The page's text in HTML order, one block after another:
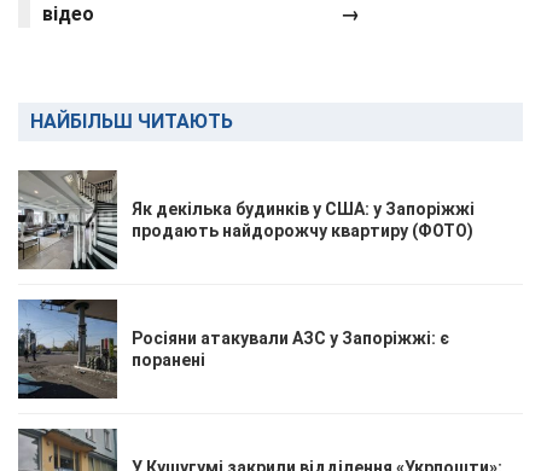
відео
→
НАЙБІЛЬШ ЧИТАЮТЬ
Як декілька будинків у США: у Запоріжжі
продають найдорожчу квартиру (ФОТО)
Росіяни атакували АЗС у Запоріжжі: є
поранені
У Кушугумі закрили відділення «Укрпошти»: